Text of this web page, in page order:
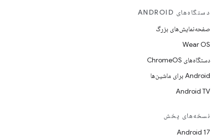
دستگاه‌های ANDROID
صفحه‌نمایش‌های بزرگ
Wear OS
دستگاه‌های ChromeOS
Android برای ماشین‌ها
Android TV
نسخه‌های پخش
Android 17